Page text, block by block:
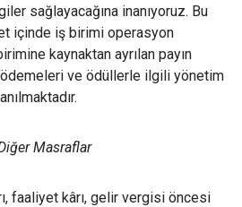
sağlayacağına inanıyoruz. Bu
içinde iş birimi operasyon
kaynaktan ayrılan payın
ve ödüllerle ilgili yönetim
Masraflar
faaliyet kârı, gelir vergisi öncesi